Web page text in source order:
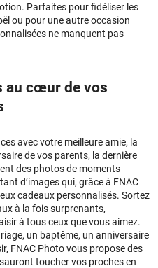
Parfaites pour fidéliser les
ou pour une autre occasion
ne manquent pas
au cœur de vos
avec votre meilleure amie, la
de vos parents, la dernière
des photos de moments
d’images qui, grâce à FNAC
cadeaux personnalisés. Sortez
à la fois surprenants,
à tous ceux que vous aimez.
un baptême, un anniversaire
FNAC Photo vous propose des
toucher vos proches en